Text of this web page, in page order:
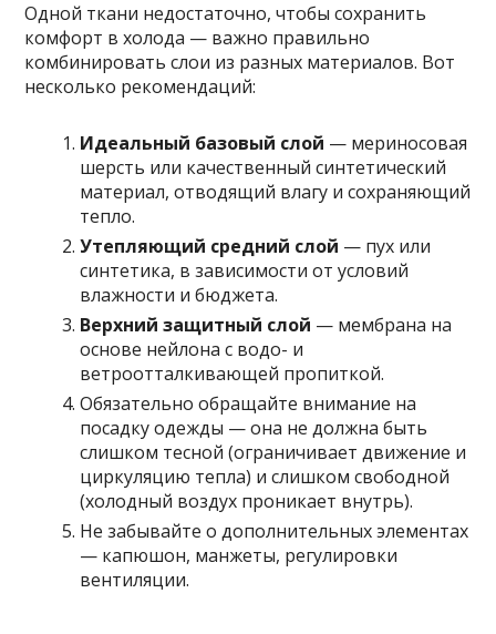
Одной ткани недостаточно, чтобы сохранить
комфорт в холода — важно правильно
комбинировать слои из разных материалов. Вот
несколько рекомендаций:
Идеальный базовый слой — мериносовая
шерсть или качественный синтетический
материал, отводящий влагу и сохраняющий
тепло.
Утепляющий средний слой — пух или
синтетика, в зависимости от условий
влажности и бюджета.
Верхний защитный слой — мембрана на
основе нейлона с водо- и
ветроотталкивающей пропиткой.
Обязательно обращайте внимание на
посадку одежды — она не должна быть
слишком тесной (ограничивает движение и
циркуляцию тепла) и слишком свободной
(холодный воздух проникает внутрь).
Не забывайте о дополнительных элементах
— капюшон, манжеты, регулировки
вентиляции.